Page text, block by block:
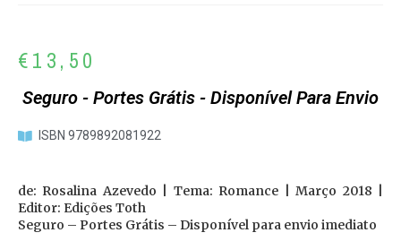
€13,50
Seguro - Portes Grátis - Disponível Para Envio
ISBN 9789892081922
de: Rosalina Azevedo | Tema: Romance | Março 2018 |
Editor: Edições Toth
Seguro – Portes Grátis – Disponível para envio imediato